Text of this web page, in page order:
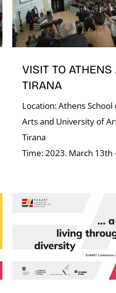
VISIT TO ATHENS
TIRANA
Location: Athens School
Arts and University of
Tirana
Time: 2023. March 13th